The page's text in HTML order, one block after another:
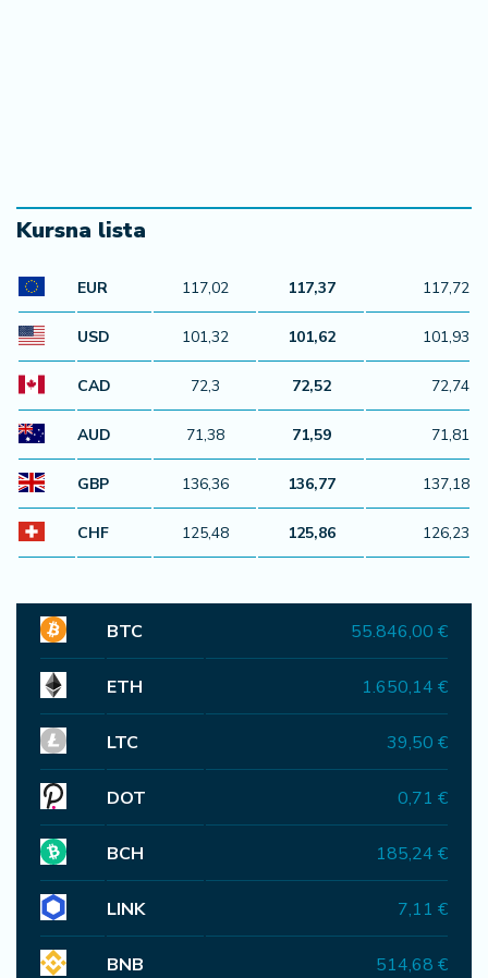
Kursna lista
EUR 117,02 117,37 117,72
USD 101,32 101,62 101,93
CAD 72,3 72,52 72,74
AUD 71,38 71,59 71,81
GBP 136,36 136,77 137,18
CHF 125,48 125,86 126,23
BTC 55.846,00 €
ETH 1.650,14 €
LTC 39,50 €
DOT 0,71 €
BCH 185,24 €
LINK 7,11 €
BNB 514,68 €